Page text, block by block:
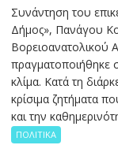
Συνάντηση του
Δήμος», Πανάγου
Βορειοανατολικού
πραγματοποιήθηκε
κλίμα. Κατά τη
κρίσιμα ζητήματα
και την
ΠΟΛΙΤΙΚΑ